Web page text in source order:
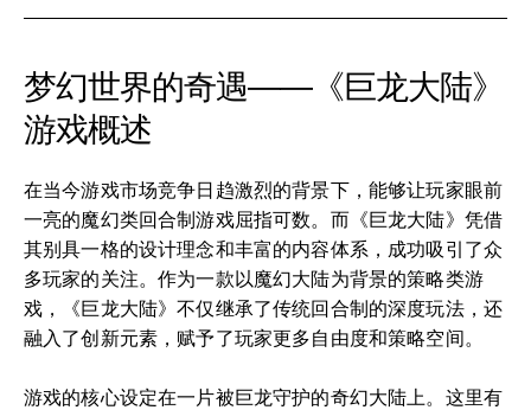
梦幻世界的奇遇——《巨龙大陆》
游戏概述
在当今游戏市场竞争日趋激烈的背景下，能够让玩家眼前
一亮的魔幻类回合制游戏屈指可数。而《巨龙大陆》凭借
其别具一格的设计理念和丰富的内容体系，成功吸引了众
多玩家的关注。作为一款以魔幻大陆为背景的策略类游
戏，《巨龙大陆》不仅继承了传统回合制的深度玩法，还
融入了创新元素，赋予了玩家更多自由度和策略空间。
游戏的核心设定在一片被巨龙守护的奇幻大陆上。这里有